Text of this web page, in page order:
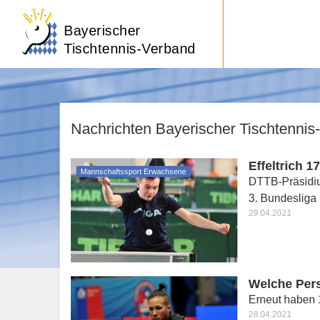
Bayerischer
Tischtennis-Verband
Nachrichten Bayerischer
Mannschaftssport Erwachsene Effeltrich
DTTB-
3. Bundesliga
29.04.2021
Welche
Erneut haben
28.04.2021